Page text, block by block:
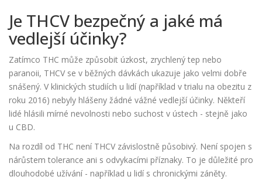
Je THCV bezpečný a jaké má
vedlejší účinky?
Zatímco THC může způsobit úzkost, zrychlený tep nebo
paranoii, THCV se v běžných dávkách ukazuje jako velmi dobře
snášený. V klinických studiích u lidí (například v trialu na obezitu z
roku 2016) nebyly hlášeny žádné vážné vedlejší účinky. Někteří
lidé hlásili mírné nevolnosti nebo suchost v ústech - stejně jako
u CBD.
Na rozdíl od THC není THCV závislostně působivý. Není spojen s
nárůstem tolerance ani s odvykacími příznaky. To je důležité pro
dlouhodobé užívání - například u lidí s chronickými záněty.